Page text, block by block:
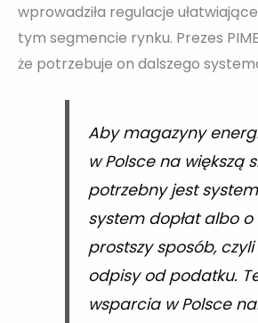
wprowadziła regulacje
tym segmencie rynku. Prezes
że potrzebuje on dalszego
Aby magazyny
w Polsce na większą
potrzebny jest
system dopłat albo o
prostszy sposób,
odpisy od podatku.
wsparcia w Polsce